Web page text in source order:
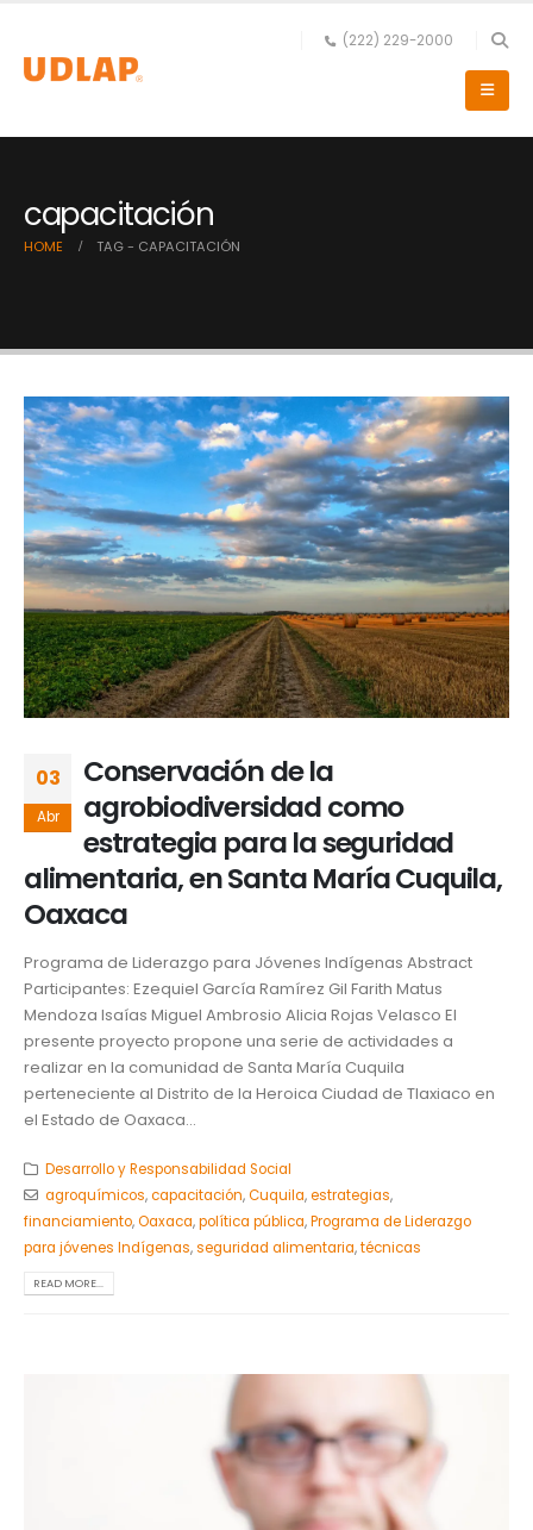
(222) 229-2000
capacitación
HOME TAG - CAPACITACIÓN
03
Abr
Conservación de la
agrobiodiversidad como
estrategia para la seguridad
alimentaria, en Santa María Cuquila,
Oaxaca
Programa de Liderazgo para Jóvenes Indígenas Abstract
Participantes: Ezequiel García Ramírez Gil Farith Matus
Mendoza Isaías Miguel Ambrosio Alicia Rojas Velasco El
presente proyecto propone una serie de actividades a
realizar en la comunidad de Santa María Cuquila
perteneciente al Distrito de la Heroica Ciudad de Tlaxiaco en
el Estado de Oaxaca...
Desarrollo y Responsabilidad Social
agroquímicos,capacitación,Cuquila,estrategias,
financiamiento,Oaxaca,política pública,Programa de Liderazgo
para jóvenes Indígenas,seguridad alimentaria,técnicas
READ MORE...